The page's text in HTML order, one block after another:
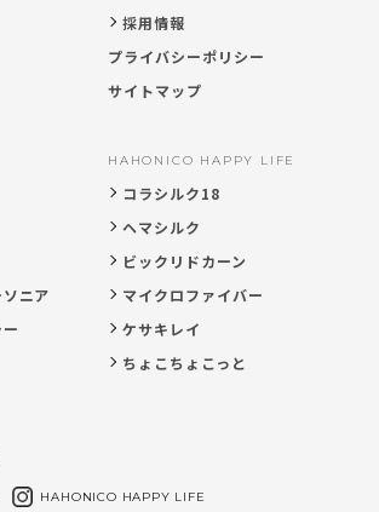
ニア
HAHONICO HAPPY LIFE
コラシルク18
ヘマシルク
ビックリドカーン
マイクロファイバー
ケサキレイ
ちょこちょこっと
採用情報
プライバシーポリシー
サイトマップ
HAHONICO HAPPY LIFE